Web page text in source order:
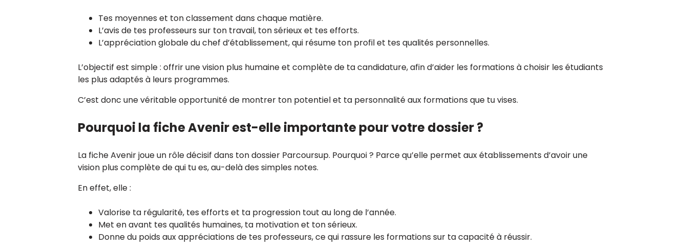
Tes moyennes et ton classement dans chaque matière.
L’avis de tes professeurs sur ton travail, ton sérieux et tes efforts.
L’appréciation globale du chef d’établissement, qui résume ton profil et tes qualités personnelles.
L’objectif est simple : offrir une vision plus humaine et complète de ta candidature, afin d’aider les formations à choisir les étudiants
les plus adaptés à leurs programmes.
C’est donc une véritable opportunité de montrer ton potentiel et ta personnalité aux formations que tu vises.
Pourquoi la fiche Avenir est-elle importante pour votre dossier ?
La fiche Avenir joue un rôle décisif dans ton dossier Parcoursup. Pourquoi ? Parce qu’elle permet aux établissements d’avoir une
vision plus complète de qui tu es, au-delà des simples notes.
En effet, elle :
Valorise ta régularité, tes efforts et ta progression tout au long de l’année.
Met en avant tes qualités humaines, ta motivation et ton sérieux.
Donne du poids aux appréciations de tes professeurs, ce qui rassure les formations sur ta capacité à réussir.